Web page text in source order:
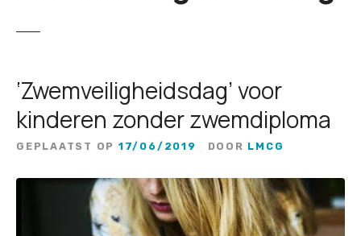
‘Zwemveiligheidsdag’ voor
kinderen zonder zwemdiploma
GEPLAATST OP 17/06/2019 DOOR LMCG